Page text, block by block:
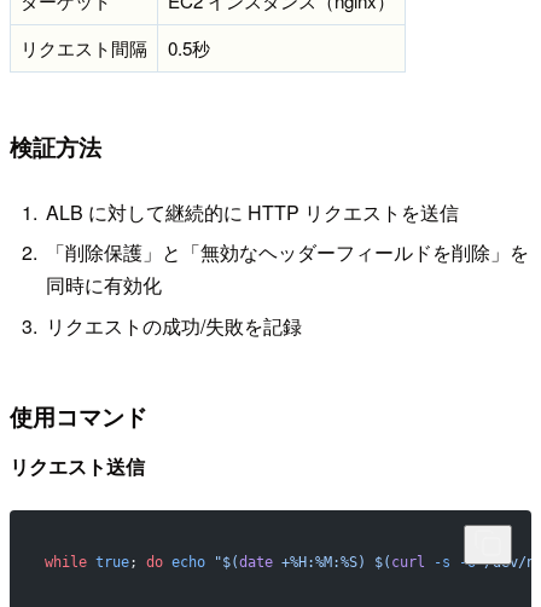
リクエスト間隔
0.5秒
検証方法
ALB に対して継続的に HTTP リクエストを送信
「削除保護」と「無効なヘッダーフィールドを削除」を
同時に有効化
リクエストの成功/失敗を記録
使用コマンド
リクエスト送信
while true; do echo "$(date +%H:%M:%S) $( curl -s -o /dev/